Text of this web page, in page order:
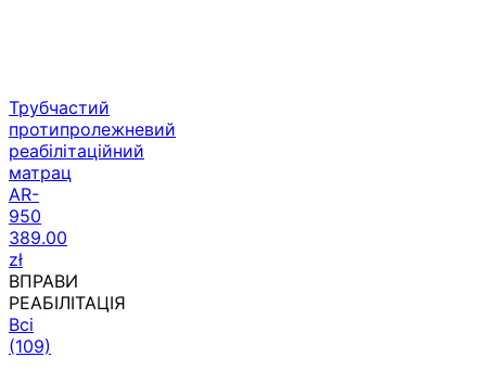
Трубчастий
протипролежневий
реабілітаційний
матрац
AR-
950
389.00
zł
ВПРАВИ
РЕАБІЛІТАЦІЯ
Всі
(109)